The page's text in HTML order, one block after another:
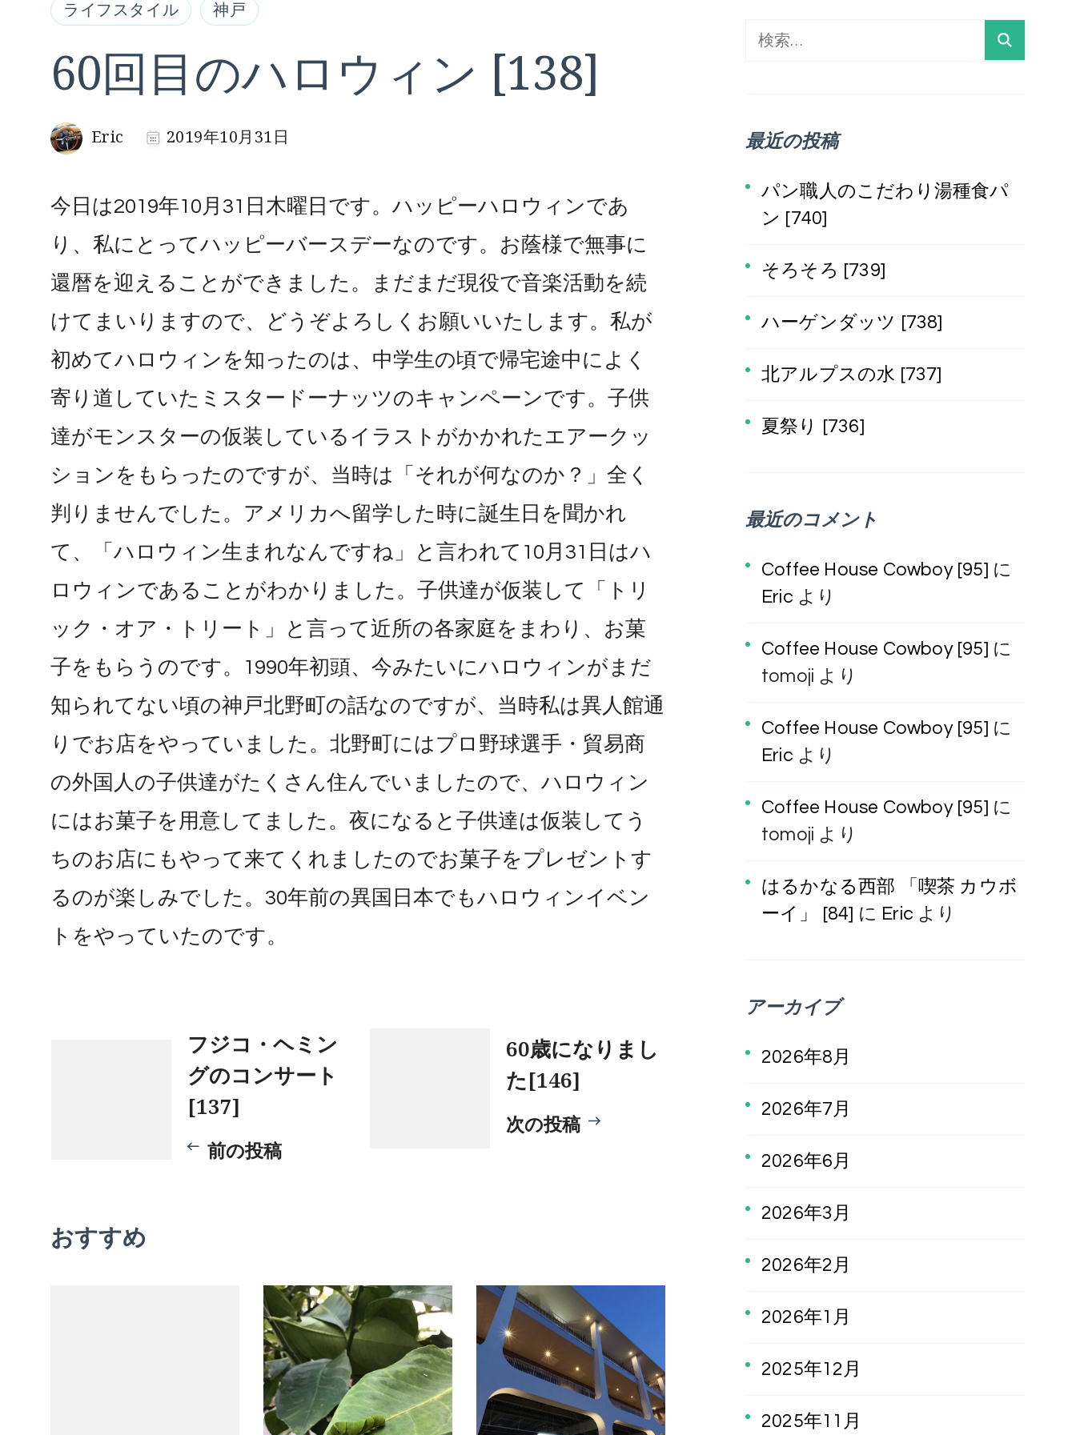
ライフスタイル 神戸
60回目のハロウィン [138]
Eric 2019年10月31日
今日は2019年10月31日木曜日です。ハッピーハロウィンであ
り、私にとってハッピーバースデーなのです。お蔭様で無事に
還暦を迎えることができました。まだまだ現役で音楽活動を続
けてまいりますので、どうぞよろしくお願いいたします。私が
初めてハロウィンを知ったのは、中学生の頃で帰宅途中によく
寄り道していたミスタードーナッツのキャンペーンです。子供
達がモンスターの仮装しているイラストがかかれたエアークッ
ションをもらったのですが、当時は「それが何なのか？」全く
判りませんでした。アメリカへ留学した時に誕生日を聞かれ
て、「ハロウィン生まれなんですね」と言われて10月31日はハ
ロウィンであることがわかりました。子供達が仮装して「トリ
ック・オア・トリート」と言って近所の各家庭をまわり、お菓
子をもらうのです。1990年初頭、今みたいにハロウィンがまだ
知られてない頃の神戸北野町の話なのですが、当時私は異人館通
りでお店をやっていました。北野町にはプロ野球選手・貿易商
の外国人の子供達がたくさん住んでいましたので、ハロウィン
にはお菓子を用意してました。夜になると子供達は仮装してう
ちのお店にもやって来てくれましたのでお菓子をプレゼントす
るのが楽しみでした。30年前の異国日本でもハロウィンイベン
トをやっていたのです。
ゲ
フジコ・ヘミン
グのコンサート
[137]
前の投稿
60歳になりまし
た[146]
次の投稿
おすすめ
検
最近の投稿
パン職人のこだわり湯種食パ
ン [740]
そろそろ [739]
ハーゲンダッツ [738]
北アルプスの水 [737]
夏祭り [736]
最近のコメント
Coffee House Cowboy [95] に
Eric より
Coffee House Cowboy [95] に
tomoji より
Coffee House Cowboy [95] に
Eric より
Coffee House Cowboy [95] に
tomoji より
はるかなる西部 「喫茶 カウボ
ーイ」 [84] に Eric より
アーカイブ
2026年8月
2026年7月
2026年6月
2026年3月
2026年2月
2026年1月
2025年12月
2025年11月